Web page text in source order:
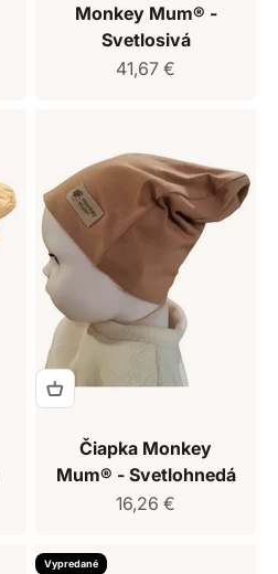
Monkey Mum® -
Svetlosivá
Predajná cena
41,67 €
Čiapka Monkey
Mum® - Svetlohnedá
Predajná cena
16,26 €
Vypredané